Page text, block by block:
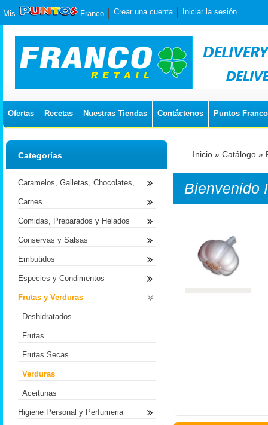
Mis Franco Crear una cuenta Iniciar la sesión
Ofertas Recetas Nuestras Tiendas Contáctenos Puntos Franco
Inicio » Catálogo »
Bienvenido
Categorías
Caramelos, Galletas, Chocolates,
Carnes
Comidas, Preparados y Helados
Conservas y Salsas
Embutidos
Especies y Condimentos
Frutas y Verduras
Deshidratados
Frutas
Frutas Secas
Verduras
Aceitunas
Higiene Personal y Perfumeria